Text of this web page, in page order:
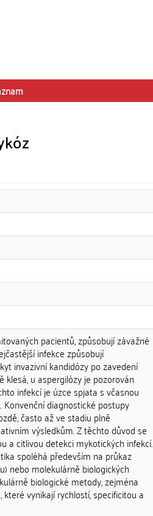
pacientů, způsobují závažné
infekce způsobují
invazivní kandidózy po zavedení
u aspergilózy je pozorován
infekcí je úzce spjata s včasnou
diagnostické postupy
často až ve stadiu plně
výsledkům. Z těchto důvod se
a citlivou detekci mykotických infekcí.
spoléhá především na průkaz
nebo molekulárně biologických
biologické metody, zejména
vynikají rychlostí, specificitou a